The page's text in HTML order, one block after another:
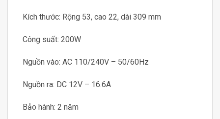
Kích thước: Rộng 53, cao 22, dài 309 mm
Công suất: 200W
Nguồn vào: AC 110/240V – 50/60Hz
Nguồn ra: DC 12V – 16.6A
Bảo hành: 2 năm